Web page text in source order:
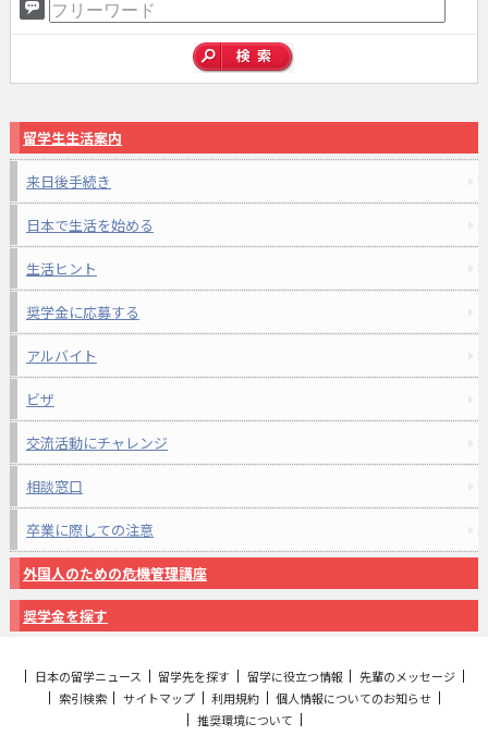
留学生生活案内
来日後手続き
日本で生活を始める
生活ヒント
奨学金に応募する
アルバイト
ビザ
交流活動にチャレンジ
相談窓口
卒業に際しての注意
外国人のための危機管理講座
奨学金を探す
日本の留学ニュース 留学先を探す 留学に役立つ情報
先輩のメッセージ
索引検索
サイトマップ 利用規約
個人情報についてのお知らせ
推奨環境について